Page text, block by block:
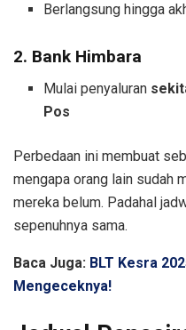
Berlangsung hingga
2. Bank Himbara
Mulai penyaluran
Pos
Perbedaan ini membuat
mengapa orang lain sudah
mereka belum. Padahal
sepenuhnya sama.
Baca Juga: BLT Kesra
Mengeceknya!